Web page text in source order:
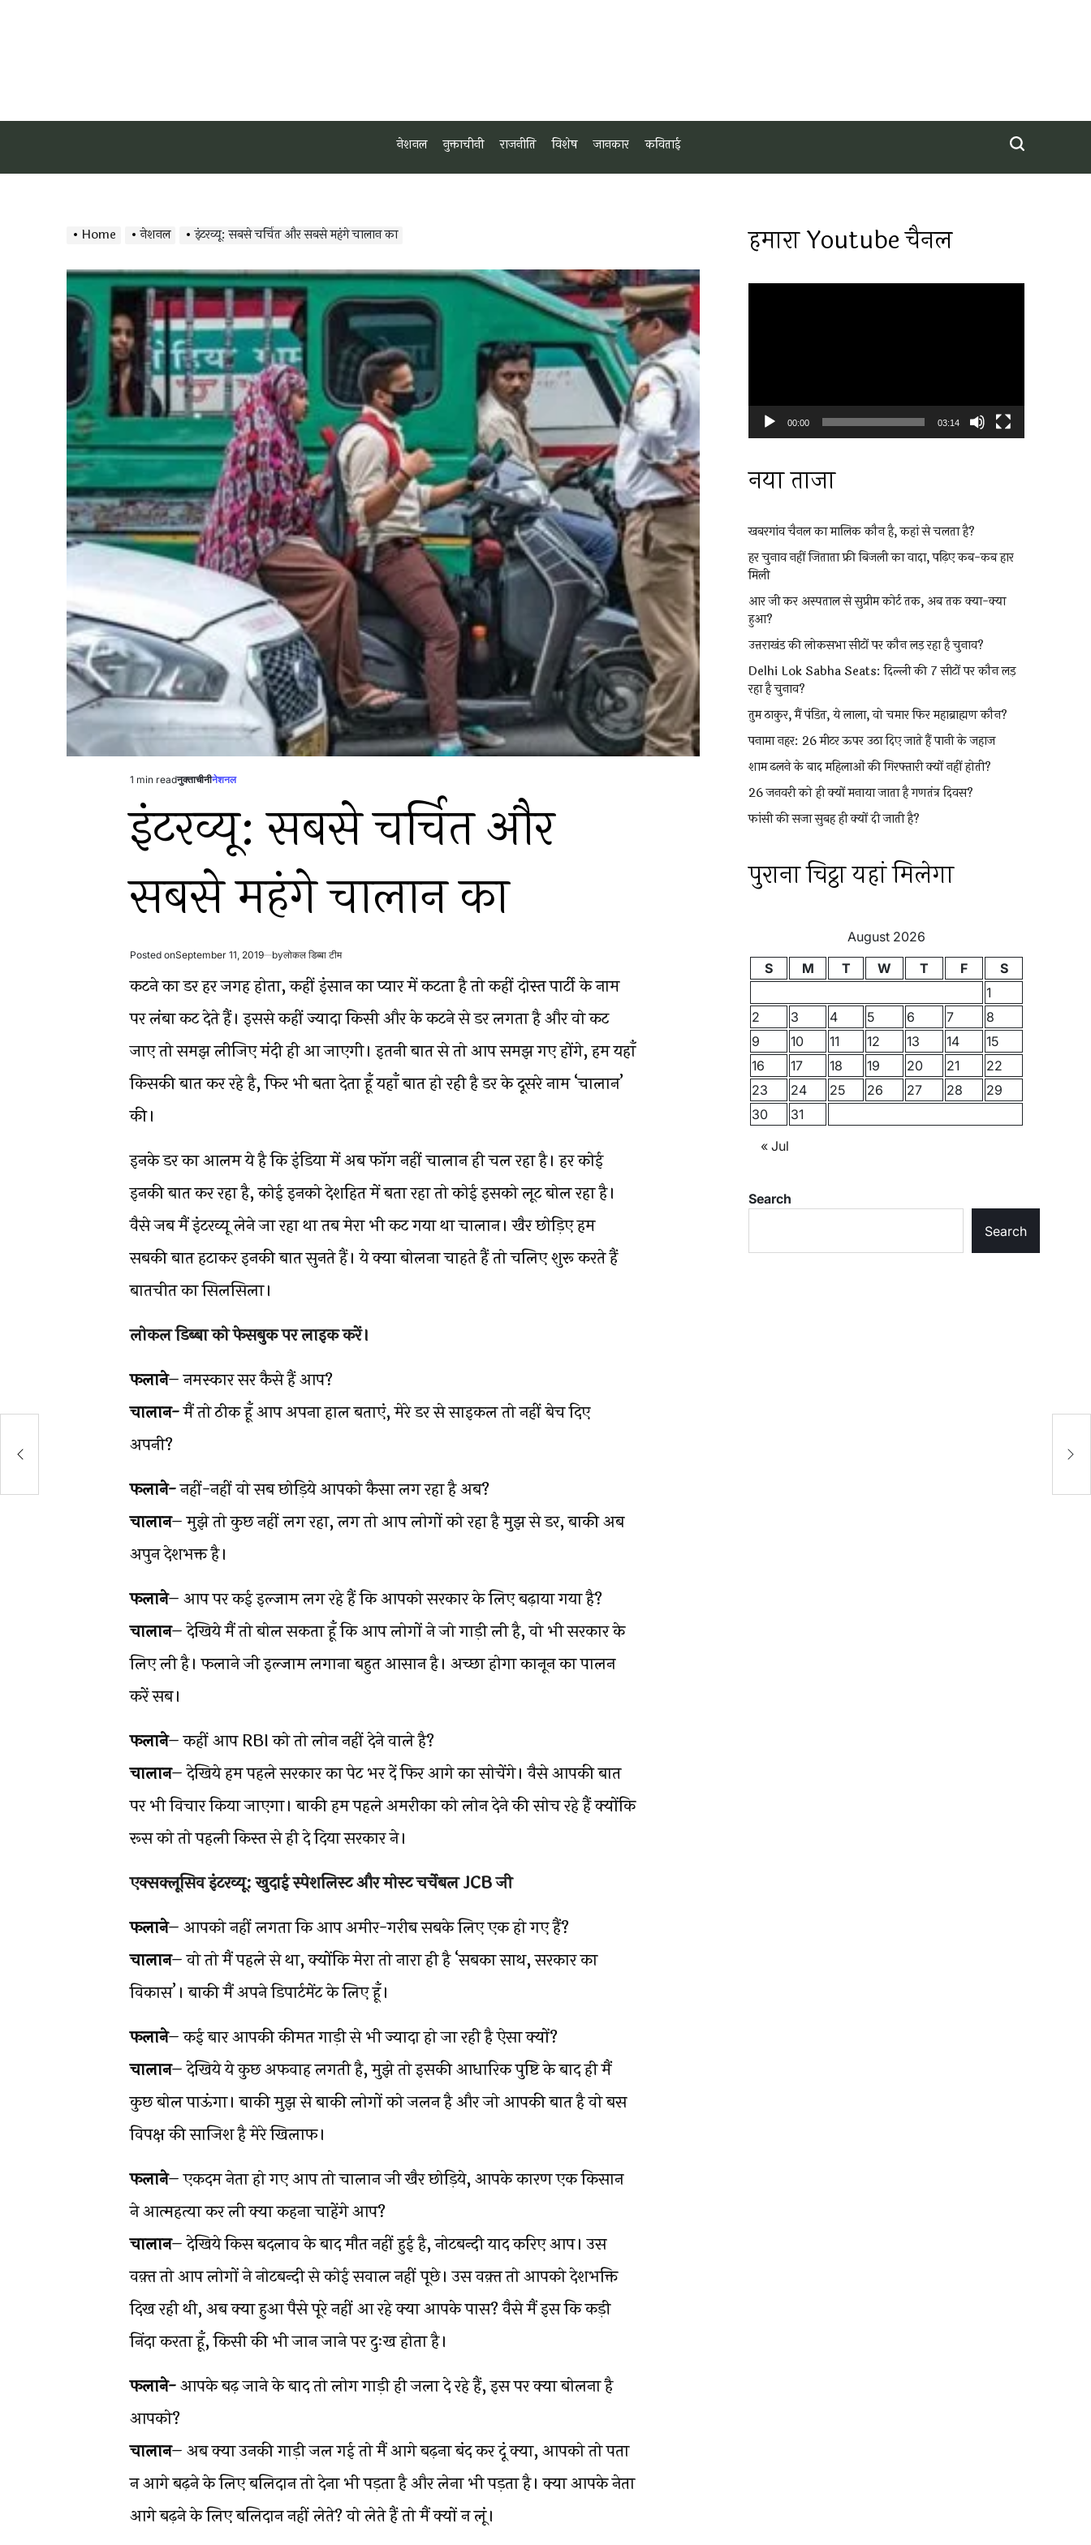
नेशनल नुक्ताचीनी राजनीति विशेष जानकार कविताई
Home नेशनल इंटरव्यू: सबसे चर्चित और सबसे महंगे चालान का
Estimated
read
time
1 min readPosted
नुक्ताचीनीनेशनल
इंटरव्यू: सबसे चर्चित और
सबसे महंगे चालान का
Posted onSeptember 11, 2019 byलोकल डिब्बा टीम
कटने का डर हर जगह होता, कहीं इंसान का प्यार में कटता है तो कहीं दोस्त पार्टी के नाम
पर लंबा कट देते हैं। इससे कहीं ज्यादा किसी और के कटने से डर लगता है और वो कट
जाए तो समझ लीजिए मंदी ही आ जाएगी। इतनी बात से तो आप समझ गए होंगे, हम यहाँ
किसकी बात कर रहे है, फिर भी बता देता हूँ यहाँ बात हो रही है डर के दूसरे नाम ‘चालान’
की।
इनके डर का आलम ये है कि इंडिया में अब फॉग नहीं चालान ही चल रहा है। हर कोई
इनकी बात कर रहा है, कोई इनको देशहित में बता रहा तो कोई इसको लूट बोल रहा है।
वैसे जब मैं इंटरव्यू लेने जा रहा था तब मेरा भी कट गया था चालान। खैर छोड़िए हम
सबकी बात हटाकर इनकी बात सुनते हैं। ये क्या बोलना चाहते हैं तो चलिए शुरू करते हैं
बातचीत का सिलसिला।
लोकल डिब्बा को फेसबुक पर लाइक करें।
फलाने– नमस्कार सर कैसे हैं आप?
चालान-मैं तो ठीक हूँ आप अपना हाल बताएं, मेरे डर से साइकल तो नहीं बेच दिए
अपनी?
फलाने-नहीं-नहीं वो सब छोड़िये आपको कैसा लग रहा है अब?
चालान– मुझे तो कुछ नहीं लग रहा, लग तो आप लोगों को रहा है मुझ से डर, बाकी अब
अपुन देशभक्त है।
फलाने– आप पर कई इल्जाम लग रहे हैं कि आपको सरकार के लिए बढ़ाया गया है?
चालान– देखिये मैं तो बोल सकता हूँ कि आप लोगों ने जो गाड़ी ली है, वो भी सरकार के
लिए ली है। फलाने जी इल्जाम लगाना बहुत आसान है। अच्छा होगा कानून का पालन
करें सब।
फलाने– कहीं आप RBI को तो लोन नहीं देने वाले है?
चालान– देखिये हम पहले सरकार का पेट भर दें फिर आगे का सोचेंगे। वैसे आपकी बात
पर भी विचार किया जाएगा। बाकी हम पहले अमरीका को लोन देने की सोच रहे हैं क्योंकि
रूस को तो पहली किस्त से ही दे दिया सरकार ने।
एक्सक्लूसिव इंटरव्यू: खुदाई स्पेशलिस्ट और मोस्ट चर्चेबल JCB जी
फलाने– आपको नहीं लगता कि आप अमीर-गरीब सबके लिए एक हो गए हैं?
चालान– वो तो मैं पहले से था, क्योंकि मेरा तो नारा ही है ‘सबका साथ, सरकार का
विकास’। बाकी मैं अपने डिपार्टमेंट के लिए हूँ।
फलाने– कई बार आपकी कीमत गाड़ी से भी ज्यादा हो जा रही है ऐसा क्यों?
चालान– देखिये ये कुछ अफवाह लगती है, मुझे तो इसकी आधारिक पुष्टि के बाद ही मैं
कुछ बोल पाऊंगा। बाकी मुझ से बाकी लोगों को जलन है और जो आपकी बात है वो बस
विपक्ष की साजिश है मेरे खिलाफ।
फलाने– एकदम नेता हो गए आप तो चालान जी खैर छोड़िये, आपके कारण एक किसान
ने आत्महत्या कर ली क्या कहना चाहेंगे आप?
चालान– देखिये किस बदलाव के बाद मौत नहीं हुई है, नोटबन्दी याद करिए आप। उस
वक़्त तो आप लोगों ने नोटबन्दी से कोई सवाल नहीं पूछे। उस वक़्त तो आपको देशभक्ति
दिख रही थी, अब क्या हुआ पैसे पूरे नहीं आ रहे क्या आपके पास? वैसे मैं इस कि कड़ी
निंदा करता हूँ, किसी की भी जान जाने पर दुःख होता है।
फलाने-आपके बढ़ जाने के बाद तो लोग गाड़ी ही जला दे रहे हैं, इस पर क्या बोलना है
आपको?
चालान– अब क्या उनकी गाड़ी जल गई तो मैं आगे बढ़ना बंद कर दूं क्या, आपको तो पता
न आगे बढ़ने के लिए बलिदान तो देना भी पड़ता है और लेना भी पड़ता है। क्या आपके नेता
आगे बढ़ने के लिए बलिदान नहीं लेते? वो लेते हैं तो मैं क्यों न लूं।
हमारा Youtube चैनल
00:00 03:14
नया ताजा
खबरगांव चैनल का मालिक कौन है, कहां से चलता है?
हर चुनाव नहीं जिताता फ्री बिजली का वादा, पढ़िए कब-कब हार
मिली
आर जी कर अस्पताल से सुप्रीम कोर्ट तक, अब तक क्या-क्या
हुआ?
उत्तराखंड की लोकसभा सीटों पर कौन लड़ रहा है चुनाव?
Delhi Lok Sabha Seats: दिल्ली की 7 सीटों पर कौन लड़
रहा है चुनाव?
तुम ठाकुर, मैं पंडित, ये लाला, वो चमार फिर महाब्राह्मण कौन?
पनामा नहर: 26 मीटर ऊपर उठा दिए जाते हैं पानी के जहाज
शाम ढलने के बाद महिलाओं की गिरफ्तारी क्यों नहीं होती?
26 जनवरी को ही क्यों मनाया जाता है गणतंत्र दिवस?
फांसी की सजा सुबह ही क्यों दी जाती है?
पुराना चिट्ठा यहां मिलेगा
August 2026
S
M T W T F
S
1
2
3 4 5 6 7
8
9
10 11 12 13 14
15
16
17 18 19 20 21
22
23
24 25 26 27 28
29
30
31
« Jul
Search
Search